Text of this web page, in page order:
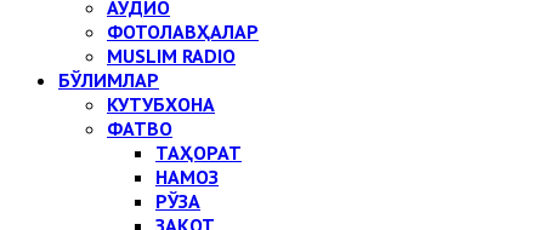
АУДИО
ФОТОЛАВҲАЛАР
MUSLIM RADIO
БЎЛИМЛАР
КУТУБХОНА
ФАТВО
ТАҲОРАТ
НАМОЗ
РЎЗА
ЗАКОТ